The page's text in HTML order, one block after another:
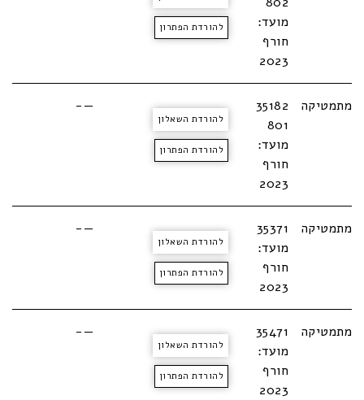
מועד:
חורף
2023
להורדת הפתרון
מתמטיקה
35182
801
מועד:
חורף
2023
להורדת השאלון
להורדת הפתרון
—-
מתמטיקה
35371
מועד:
חורף
2023
להורדת השאלון
להורדת הפתרון
—-
מתמטיקה
35471
מועד:
חורף
2023
להורדת השאלון
להורדת הפתרון
—-